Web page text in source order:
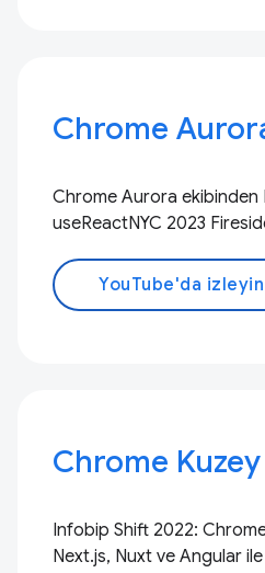
Chrome
Chrome Aurora ekibinden
useReactNYC 2023
YouTube'da izleyin
Chrome Kuzey
Infobip Shift 2022:
Next.js, Nuxt ve Angular